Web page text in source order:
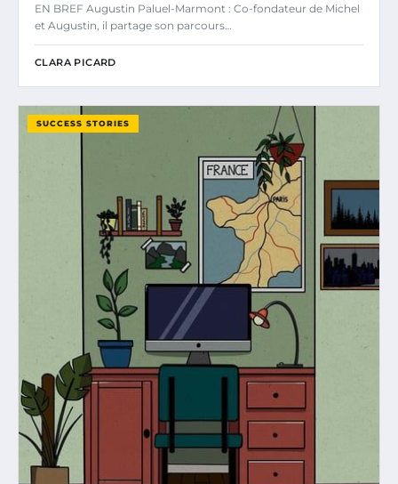
EN BREF Augustin Paluel-Marmont : Co-fondateur de Michel
et Augustin, il partage son parcours…
CLARA PICARD
SUCCESS STORIES